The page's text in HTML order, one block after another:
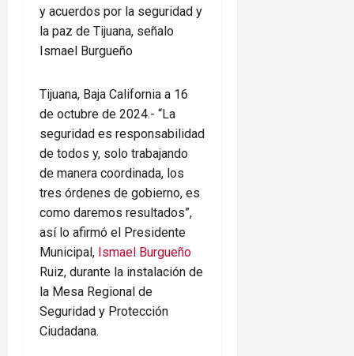
y acuerdos por la seguridad y
la paz de Tijuana, señalo
Ismael Burgueño
Tijuana, Baja California a 16
de octubre de 2024.- “La
seguridad es responsabilidad
de todos y, solo trabajando
de manera coordinada, los
tres órdenes de gobierno, es
como daremos resultados”,
así lo afirmó el Presidente
Municipal, Ismael Burgueño
Ruiz, durante la instalación de
la Mesa Regional de
Seguridad y Protección
Ciudadana.